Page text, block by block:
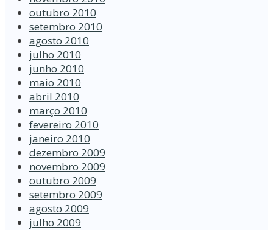
outubro 2010
setembro 2010
agosto 2010
julho 2010
junho 2010
maio 2010
abril 2010
março 2010
fevereiro 2010
janeiro 2010
dezembro 2009
novembro 2009
outubro 2009
setembro 2009
agosto 2009
julho 2009